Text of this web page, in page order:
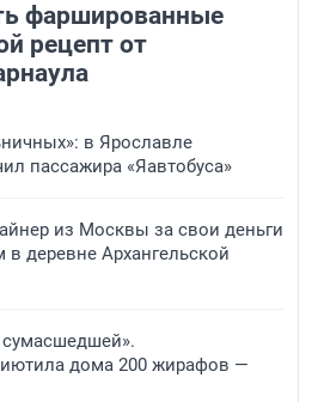
фаршированные
рецепт от
в Ярославле
пассажира «Яавтобуса»
из Москвы за свои деньги
в деревне Архангельской
сумасшедшей».
дома 200 жирафов —